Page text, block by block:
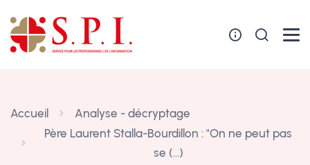
Accueil
Analyse - décryptage
Père Laurent Stalla-Bourdillon : "On ne peut pas
se (…)